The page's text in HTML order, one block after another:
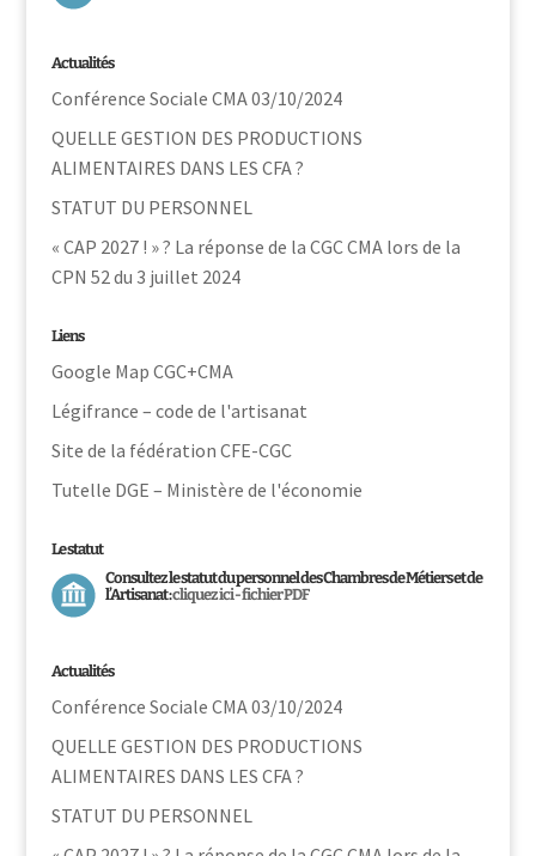
Actualités
Conférence Sociale CMA 03/10/2024
QUELLE GESTION DES PRODUCTIONS
ALIMENTAIRES DANS LES CFA ?
STATUT DU PERSONNEL
« CAP 2027 ! » ? La réponse de la CGC CMA lors de la
CPN 52 du 3 juillet 2024
Liens
Google Map CGC+CMA
Légifrance – code de l'artisanat
Site de la fédération CFE-CGC
Tutelle DGE – Ministère de l'économie
Le statut
Consultez le statut du personnel des Chambres de Métiers et de
l’Artisanat :cliquez ici - fichier PDF
Actualités
Conférence Sociale CMA 03/10/2024
QUELLE GESTION DES PRODUCTIONS
ALIMENTAIRES DANS LES CFA ?
STATUT DU PERSONNEL